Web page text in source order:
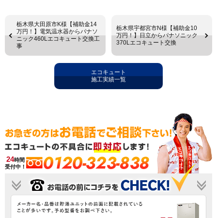
栃木県大田原市K様【補助金14
万円！】電気温水器からパナソ
ニック460Lエコキュート交換工
事
栃木県宇都宮市N様【補助金10
万円！】日立からパナソニック
370Lエコキュート交換
エコキュート
施工実績一覧
24時間
受付中！
0120-323-838